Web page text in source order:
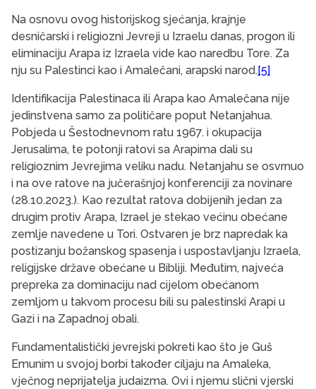
Na osnovu ovog historijskog sjećanja, krajnje
desničarski i religiozni Jevreji u Izraelu danas, progon ili
eliminaciju Arapa iz Izraela vide kao naredbu Tore. Za
nju su Palestinci kao i Amalečani, arapski narod.[5]
Identifikacija Palestinaca ili Arapa kao Amalečana nije
jedinstvena samo za političare poput Netanjahua.
Pobjeda u Šestodnevnom ratu 1967. i okupacija
Jerusalima, te potonji ratovi sa Arapima dali su
religioznim Jevrejima veliku nadu. Netanjahu se osvrnuo
i na ove ratove na jučerašnjoj konferenciji za novinare
(28.10.2023.). Kao rezultat ratova dobijenih jedan za
drugim protiv Arapa, Izrael je stekao većinu obećane
zemlje navedene u Tori. Ostvaren je brz napredak ka
postizanju božanskog spasenja i uspostavljanju Izraela,
religijske države obećane u Bibliji. Međutim, najveća
prepreka za dominaciju nad cijelom obećanom
zemljom u takvom procesu bili su palestinski Arapi u
Gazi i na Zapadnoj obali.
Fundamentalistički jevrejski pokreti kao što je Guš
Emunim u svojoj borbi također ciljaju na Amaleka,
vječnog neprijatelja judaizma. Ovi i njemu slični vjerski